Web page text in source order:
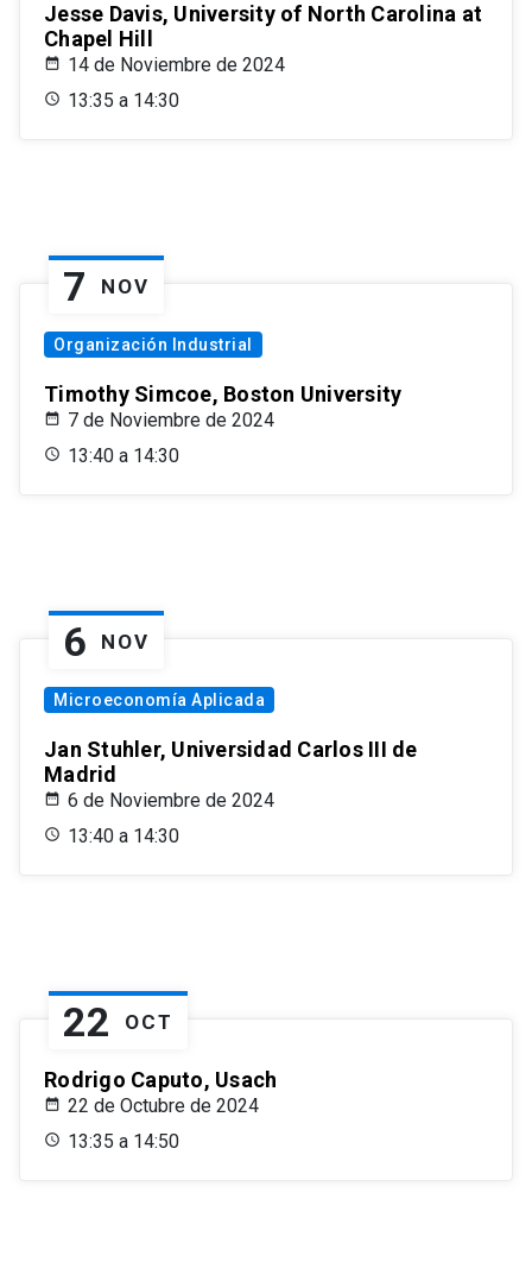
Jesse Davis, University of North Carolina at
Chapel Hill
14 de Noviembre de 2024
13:35 a 14:30
7 NOV
Organización Industrial
Timothy Simcoe, Boston University
7 de Noviembre de 2024
13:40 a 14:30
6 NOV
Microeconomía Aplicada
Jan Stuhler, Universidad Carlos III de
Madrid
6 de Noviembre de 2024
13:40 a 14:30
22 OCT
Rodrigo Caputo, Usach
22 de Octubre de 2024
13:35 a 14:50